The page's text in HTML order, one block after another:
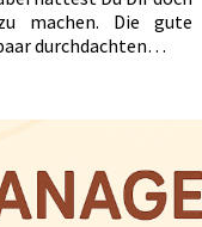
machen. Die gute
durchdachten…